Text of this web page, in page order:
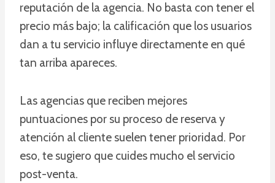
reputación de la agencia. No basta con tener el
precio más bajo; la calificación que los usuarios
dan a tu servicio influye directamente en qué
tan arriba apareces.
Las agencias que reciben mejores
puntuaciones por su proceso de reserva y
atención al cliente suelen tener prioridad. Por
eso, te sugiero que cuides mucho el servicio
post-venta.